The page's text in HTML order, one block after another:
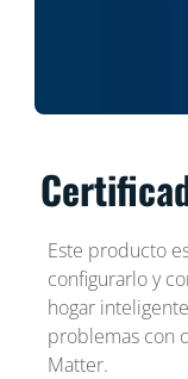
Este producto
configurarlo y
hogar
problemas con
Matter.